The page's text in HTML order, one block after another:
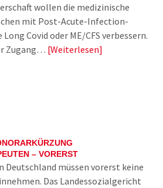
wollen die medizinische
mit Post-Acute-Infection-
Covid oder ME/CFS verbessern.
Zugang… Weiterlesen
– VORERST
Deutschland müssen vorerst keine
Das Landessozialgericht